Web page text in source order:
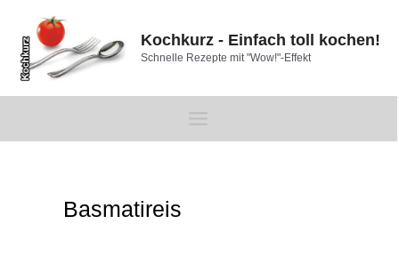
Inhalt
springen
Kochkurz - Einfach toll kochen!
Schnelle Rezepte mit "Wow!"-Effekt
Main
Basmatireis